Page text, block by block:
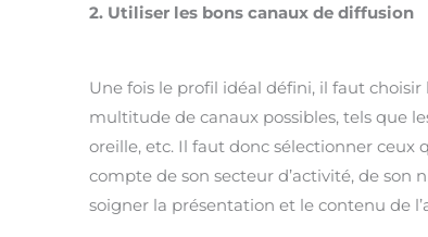
2. Utiliser les bons canaux de diffusion
Une fois le profil idéal défini, il faut choisir
multitude de canaux possibles, tels que
oreille, etc. Il faut donc sélectionner
compte de son secteur d’activité, de son
soigner la présentation et le contenu de